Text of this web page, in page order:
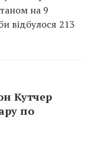
на 9
відбулося 213
Кутчер
по